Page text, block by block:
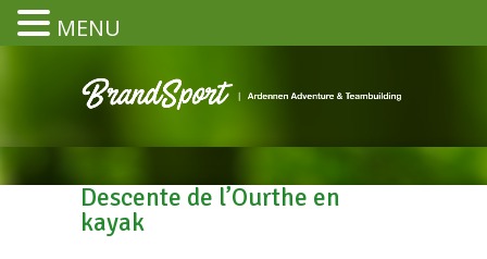
Descente de l’Ourthe en
kayak
MENU